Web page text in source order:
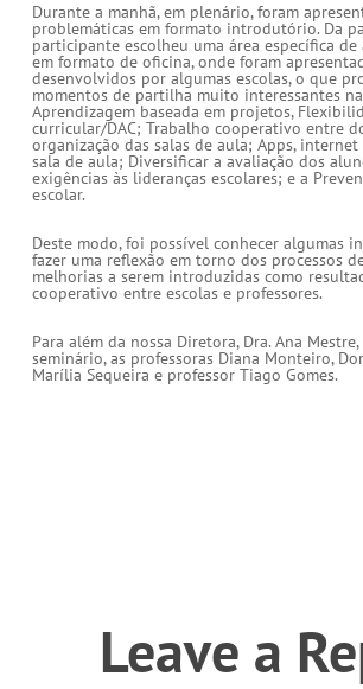
Durante a manhã, em plenário, foram
problemáticas em formato introdutório. Da
participante escolheu uma área específica
em formato de oficina, onde foram
desenvolvidos por algumas escolas, o que
momentos de partilha muito interessantes
Aprendizagem baseada em projetos,
curricular/DAC; Trabalho cooperativo entre
organização das salas de aula; Apps,
sala de aula; Diversificar a avaliação dos
exigências às lideranças escolares; e a
escolar.
Deste modo, foi possível conhecer algumas
fazer uma reflexão em torno dos processos
melhorias a serem introduzidas como
cooperativo entre escolas e professores.
Para além da nossa Diretora, Dra. Ana
seminário, as professoras Diana Monteiro,
Marília Sequeira e professor Tiago Gomes.
Leave a